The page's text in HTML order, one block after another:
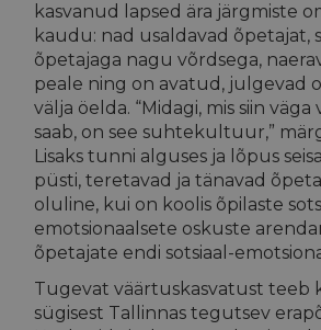
kasvanud lapsed ära järgmiste
kaudu: nad usaldavad õpetajat,
õpetajaga nagu võrdsega,
peale ning on avatud, julgevad
välja öelda. “Midagi, mis siin
saab, on see suhtekultuur,”
Lisaks tunni alguses ja lõpus
püsti, teretavad ja tänavad
oluline, kui on koolis õpilaste
emotsionaalsete oskuste
õpetajate endi sotsiaal-
Tugevat väärtuskasvatust teeb
sügisest Tallinnas tegutsev